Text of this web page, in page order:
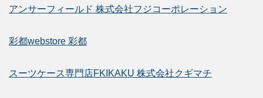
アンサーフィールド 株式会社フジコーポレーション
彩都webstore 彩都
スーツケース専門店FKIKAKU 株式会社クギマチ